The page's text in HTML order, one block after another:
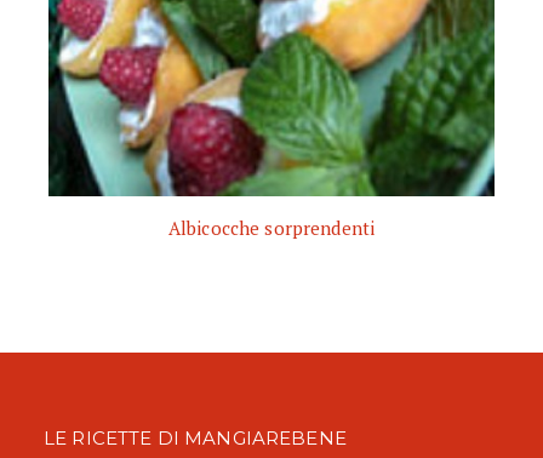
Albicocche sorprendenti
LE RICETTE DI MANGIAREBENE